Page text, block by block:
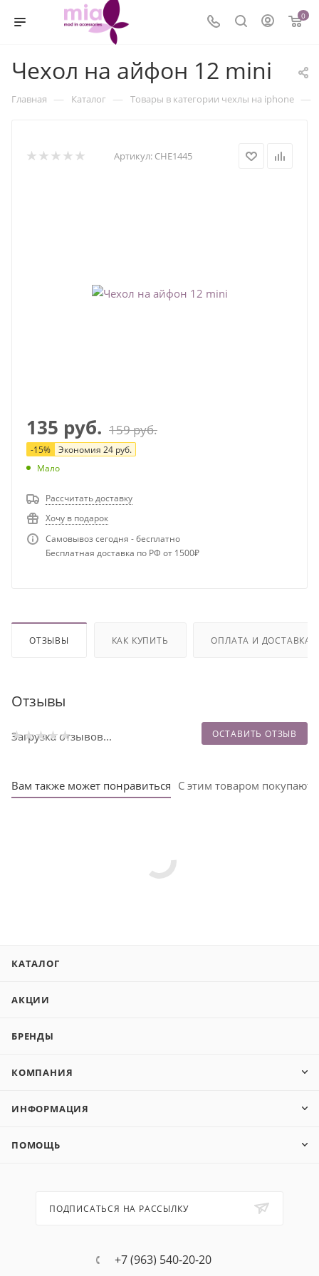
0
Чехол на айфон 12 mini
Главная — Каталог — Товары в категории чехлы на iphone —
Артикул: CHE1445
135 руб. 159руб.
-15% Экономия 24 руб.
Мало
Рассчитать доставку
Хочу в подарок
Самовывоз сегодня - бесплатно
Бесплатная доставка по РФ от 1500₽
ОТЗЫВЫ КАК КУПИТЬ ОПЛАТА И ДОСТАВКА
Отзывы
ОСТАВИТЬ ОТЗЫВ
Загрузка отзывов...
Вам также может понравиться С этим товаром покупают
КАТАЛОГ
АКЦИИ
БРЕНДЫ
КОМПАНИЯ
ИНФОРМАЦИЯ
ПОМОЩЬ
ПОДПИСАТЬСЯ НА РАССЫЛКУ
+7 (963) 540-20-20